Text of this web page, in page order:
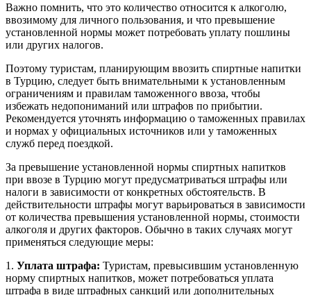
Важно помнить, что это количество относится к алкоголю,
ввозимому для личного пользования, и что превышение
установленной нормы может потребовать уплату пошлины
или других налогов.
Поэтому туристам, планирующим ввозить спиртные напитки
в Турцию, следует быть внимательными к установленным
ограничениям и правилам таможенного ввоза, чтобы
избежать недопониманий или штрафов по прибытии.
Рекомендуется уточнять информацию о таможенных правилах
и нормах у официальных источников или у таможенных
служб перед поездкой.
За превышение установленной нормы спиртных напитков
при ввозе в Турцию могут предусматриваться штрафы или
налоги в зависимости от конкретных обстоятельств. В
действительности штрафы могут варьироваться в зависимости
от количества превышения установленной нормы, стоимости
алкоголя и других факторов. Обычно в таких случаях могут
применяться следующие меры:
1. Уплата штрафа: Туристам, превысившим установленную
норму спиртных напитков, может потребоваться уплата
штрафа в виде штрафных санкций или дополнительных